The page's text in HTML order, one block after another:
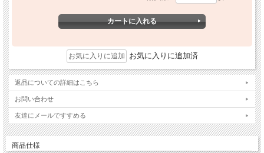
お気に入りに追加済
返品についての詳細はこちら
お問い合わせ
友達にメールですすめる
商品仕様